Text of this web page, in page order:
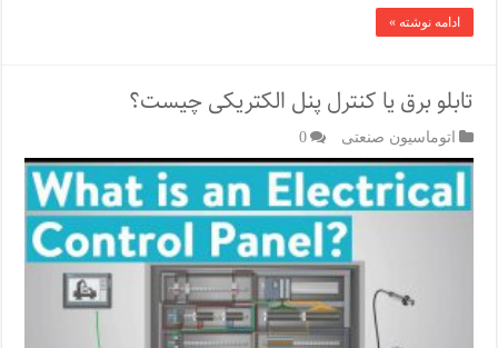
ادامه نوشته »
تابلو برق یا کنترل پنل الکتریکی چیست؟
اتوماسیون صنعتی 0